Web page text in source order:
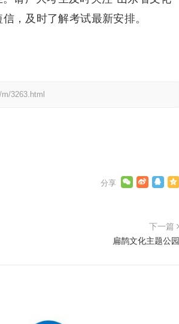
，及时了解考试最新安排。
3263.html
下一篇
扁鹊文化主题公园